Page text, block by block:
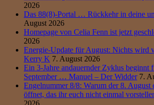
2026
Das 88(8)-Portal … Rückkehr in deine
August 2026
Homepage von Celia Fenn ist jetzt
2026
Energie-Update für August: Nichts wird
Kerry K 7. August 2026
Ein 3-Jahre andauernder Zyklus beginnt
September … Manuel – Der Widder 7.
Engelnummer 8/8: Warum der 8. August
öffnet, das ihr euch nicht einmal